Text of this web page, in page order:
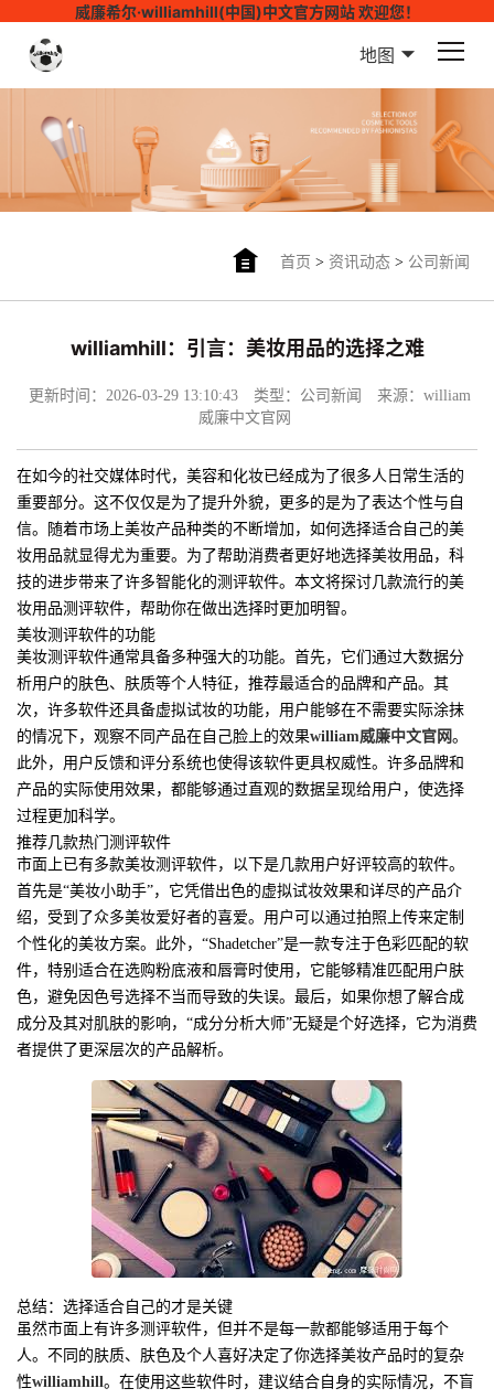
威廉希尔·williamhill(中国)中文官方网站 欢迎您！
地图
首页 > 资讯动态> 公司新闻
williamhill：引言：美妆用品的选择之难
更新时间：2026-03-29 13:10:43 类型：公司新闻
来源：william
威廉中文官网
在如今的社交媒体时代，美容和化妆已经成为了很多人日常生活的
重要部分。这不仅仅是为了提升外貌，更多的是为了表达个性与自
信。随着市场上美妆产品种类的不断增加，如何选择适合自己的美
妆用品就显得尤为重要。为了帮助消费者更好地选择美妆用品，科
技的进步带来了许多智能化的测评软件。本文将探讨几款流行的美
妆用品测评软件，帮助你在做出选择时更加明智。
美妆测评软件的功能
美妆测评软件通常具备多种强大的功能。首先，它们通过大数据分
析用户的肤色、肤质等个人特征，推荐最适合的品牌和产品。其
次，许多软件还具备虚拟试妆的功能，用户能够在不需要实际涂抹
的情况下，观察不同产品在自己脸上的效果william威廉中文官网。
此外，用户反馈和评分系统也使得该软件更具权威性。许多品牌和
产品的实际使用效果，都能够通过直观的数据呈现给用户，使选择
过程更加科学。
推荐几款热门测评软件
市面上已有多款美妆测评软件，以下是几款用户好评较高的软件。
首先是“美妆小助手”，它凭借出色的虚拟试妆效果和详尽的产品介
绍，受到了众多美妆爱好者的喜爱。用户可以通过拍照上传来定制
个性化的美妆方案。此外，“Shadetcher”是一款专注于色彩匹配的软
件，特别适合在选购粉底液和唇膏时使用，它能够精准匹配用户肤
色，避免因色号选择不当而导致的失误。最后，如果你想了解合成
成分及其对肌肤的影响，“成分分析大师”无疑是个好选择，它为消费
者提供了更深层次的产品解析。
总结：选择适合自己的才是关键
虽然市面上有许多测评软件，但并不是每一款都能够适用于每个
人。不同的肤质、肤色及个人喜好决定了你选择美妆产品时的复杂
性williamhill。在使用这些软件时，建议结合自身的实际情况，不盲